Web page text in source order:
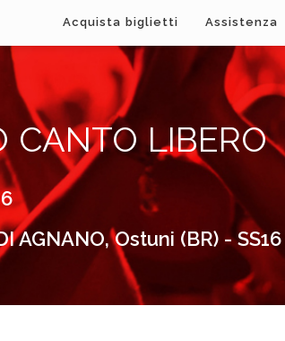
Acquista biglietti Assistenza
CANTO LIBERO
AGNANO, Ostuni (BR) - SS16